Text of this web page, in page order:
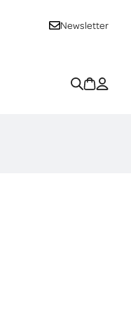
Newsletter